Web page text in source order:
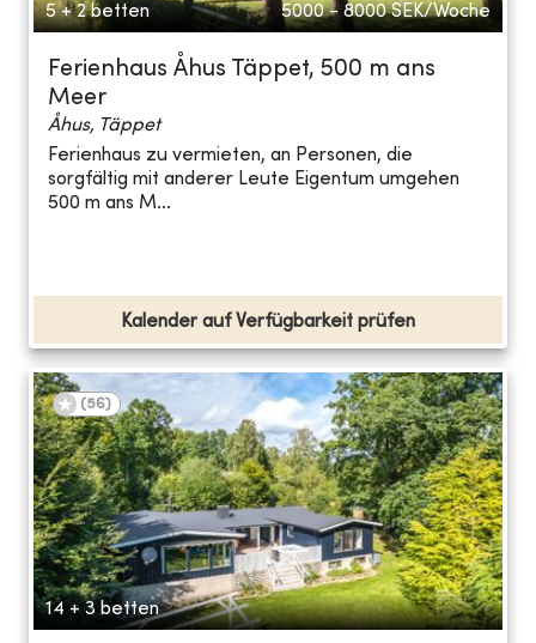
5 + 2 betten 5000 - 8000 SEK/Woche
Ferienhaus Åhus Täppet, 500 m ans
Meer
Åhus, Täppet
Ferienhaus zu vermieten, an Personen, die
sorgfältig mit anderer Leute Eigentum umgehen
500 m ans M...
Kalender auf Verfügbarkeit prüfen
(56)
14 + 3 betten